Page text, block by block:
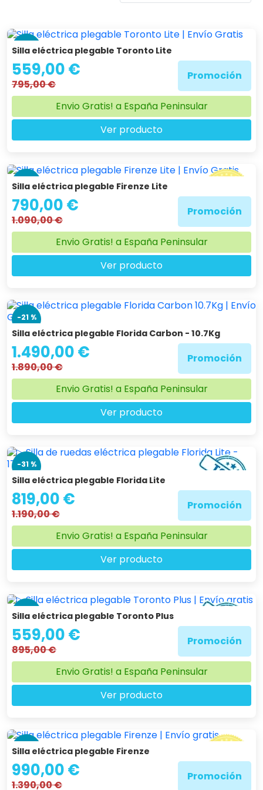
-30 %
Silla eléctrica plegable Toronto Lite
559,00 €
795,00 €
Promoción
Envio Gratis! a España Peninsular
Ver producto
-28 %
Silla eléctrica plegable Firenze Lite
790,00 €
1.090,00 €
Promoción
Envio Gratis! a España Peninsular
Ver producto
-21 %
Silla eléctrica plegable Florida Carbon - 10.7Kg
1.490,00 €
1.890,00 €
Promoción
Envio Gratis! a España Peninsular
Ver producto
-31 %
Silla eléctrica plegable Florida Lite
819,00 €
1.190,00 €
Promoción
Envio Gratis! a España Peninsular
Ver producto
-38 %
Silla eléctrica plegable Toronto Plus
559,00 €
895,00 €
Promoción
Envio Gratis! a España Peninsular
Ver producto
-29 %
Silla eléctrica plegable Firenze
990,00 €
1.390,00 €
Promoción